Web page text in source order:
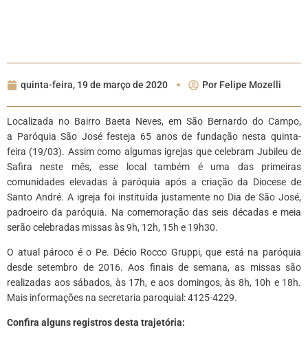
quinta-feira, 19 de março de 2020 Por Felipe Mozelli
Localizada no Bairro Baeta Neves, em São Bernardo do Campo,
a Paróquia São José festeja 65 anos de fundação nesta quinta-
feira (19/03). Assim como algumas igrejas que celebram Jubileu de
Safira neste mês, esse local também é uma das primeiras
comunidades elevadas à paróquia após a criação da Diocese de
Santo André. A igreja foi instituída justamente no Dia de São José,
padroeiro da paróquia. Na comemoração das seis décadas e meia
serão celebradas missas às 9h, 12h, 15h e 19h30.
O atual pároco é o Pe. Décio Rocco Gruppi, que está na paróquia
desde setembro de 2016. Aos finais de semana, as missas são
realizadas aos sábados, às 17h, e aos domingos, às 8h, 10h e 18h.
Mais informações na secretaria paroquial: 4125-4229.
Confira alguns registros desta trajetória: